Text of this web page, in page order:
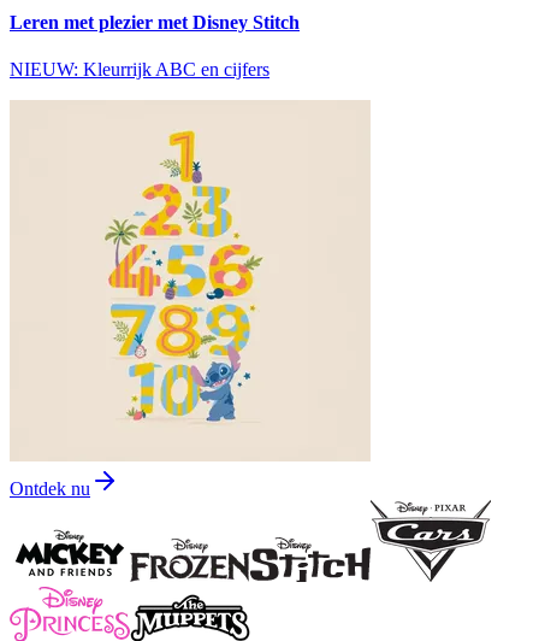
Leren met plezier met Disney Stitch
NIEUW: Kleurrijk ABC en cijfers
Ontdek nu